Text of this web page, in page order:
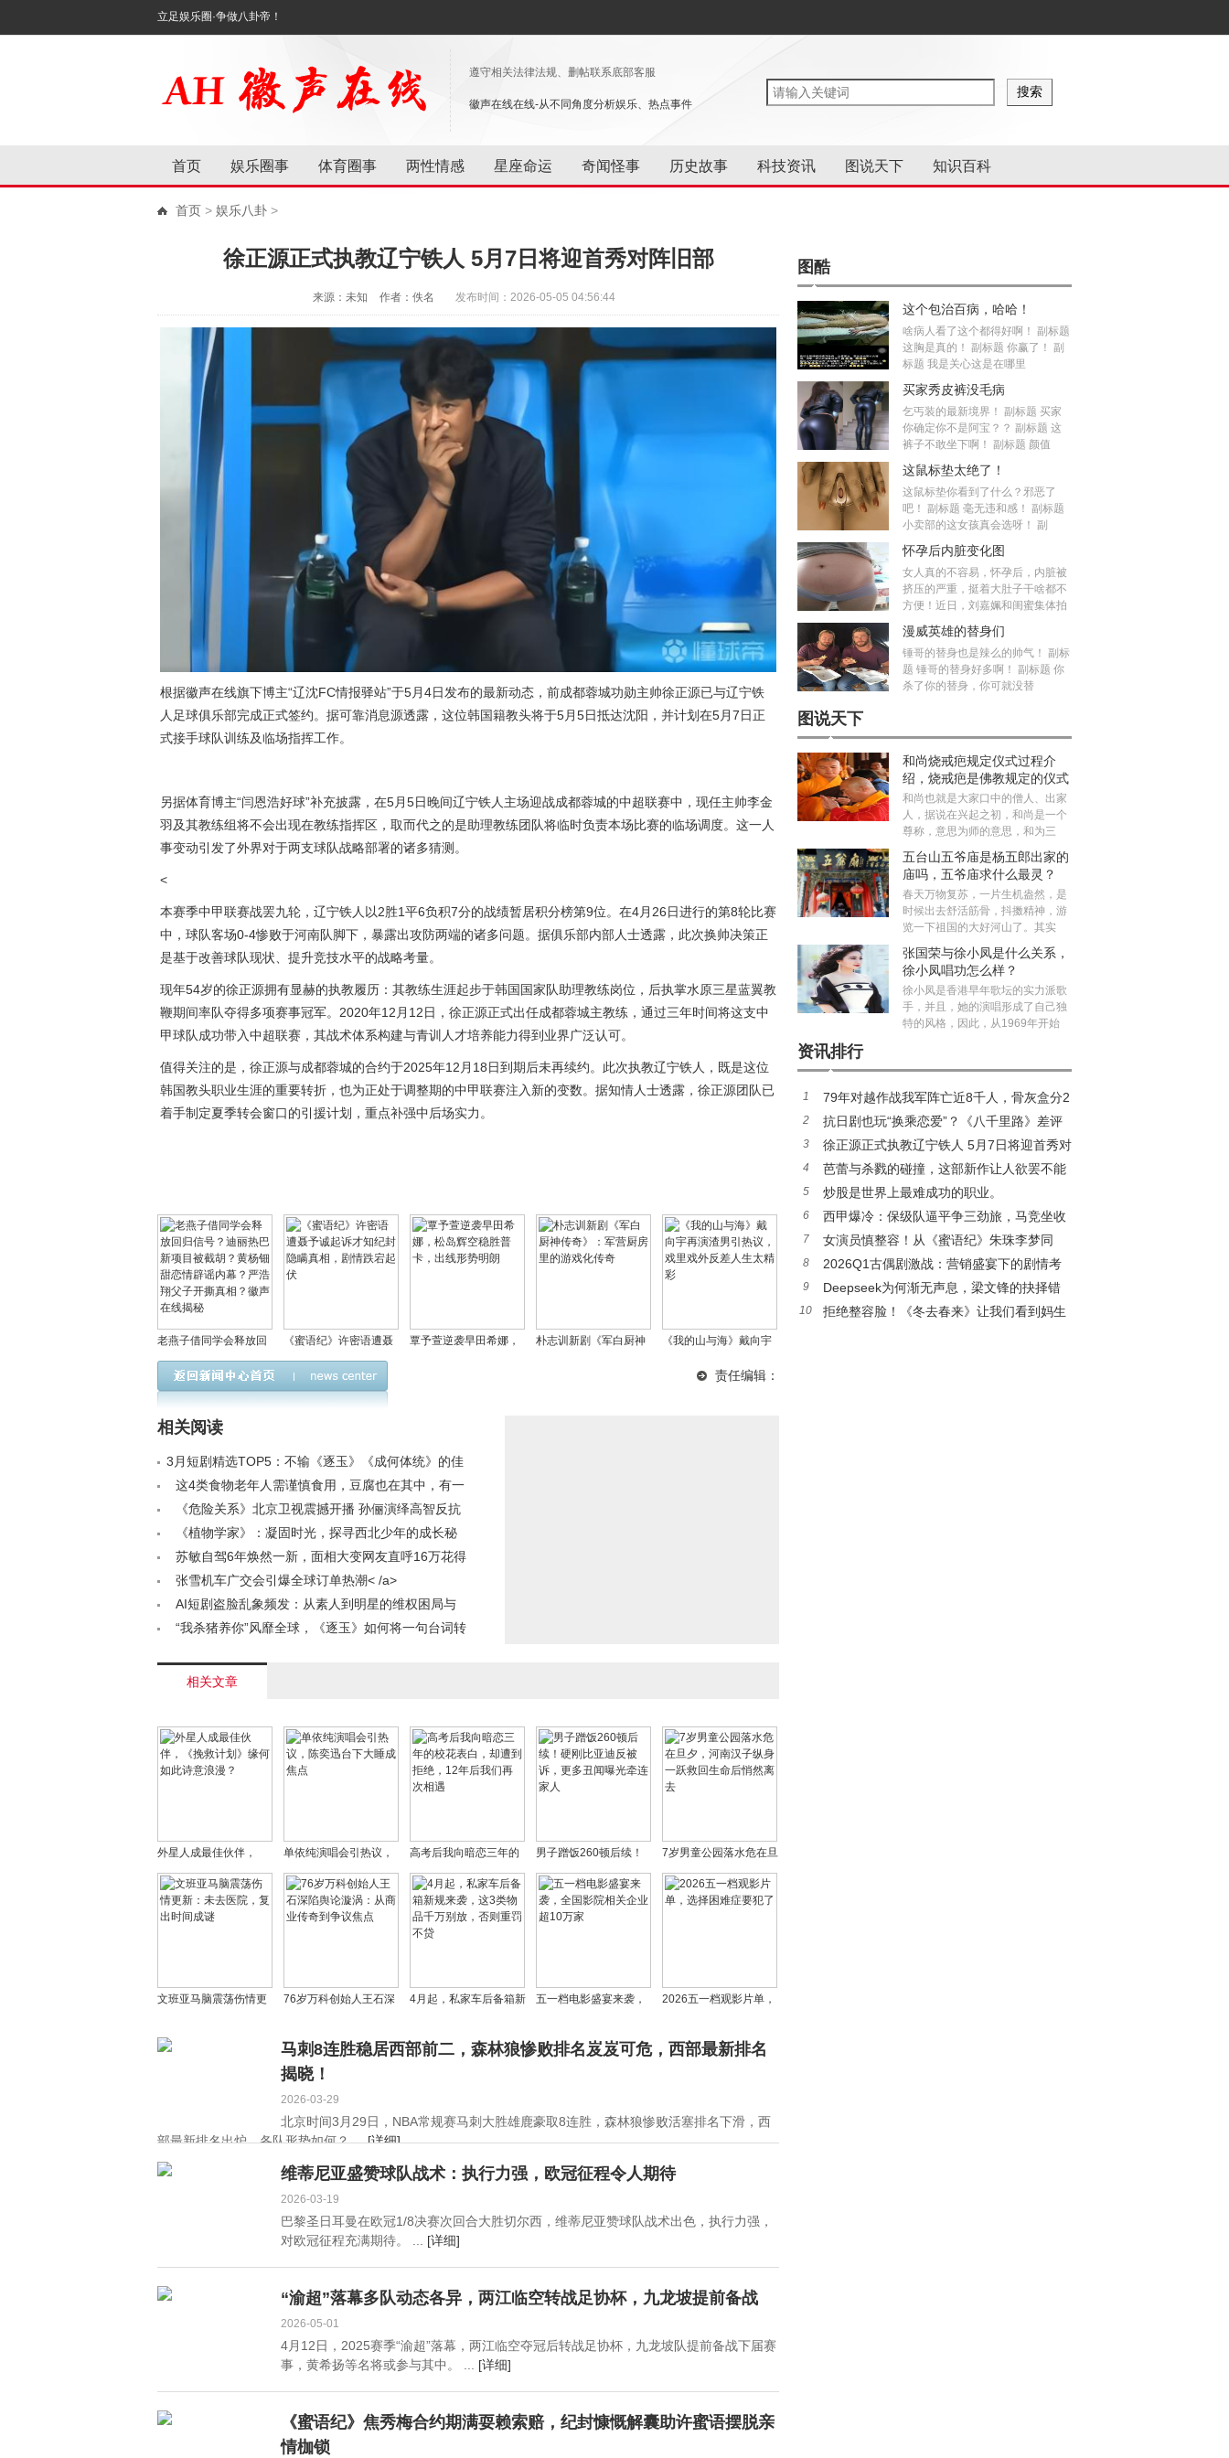
立足娱乐圈·争做八卦帝！
遵守相关法律法规、删帖联系底部客服
徽声在线在线-从不同角度分析娱乐、热点事件
首页 娱乐圈事 体育圈事 两性情感 星座命运 奇闻怪事 历史故事 科技资讯 图说天下 知识百科
首页 > 娱乐八卦 >
徐正源正式执教辽宁铁人 5月7日将迎首秀对阵旧部
来源：未知 作者：佚名 发布时间：2026-05-05 04:56:44
根据徽声在线旗下博主“辽沈FC情报驿站”于5月4日发布的最新动态，前成都蓉城功勋主帅徐正源已与辽宁铁
人足球俱乐部完成正式签约。据可靠消息源透露，这位韩国籍教头将于5月5日抵达沈阳，并计划在5月7日正
式接手球队训练及临场指挥工作。
另据体育博主“闫恩浩好球”补充披露，在5月5日晚间辽宁铁人主场迎战成都蓉城的中超联赛中，现任主帅李金
羽及其教练组将不会出现在教练指挥区，取而代之的是助理教练团队将临时负责本场比赛的临场调度。这一人
事变动引发了外界对于两支球队战略部署的诸多猜测。
<
本赛季中甲联赛战罢九轮，辽宁铁人以2胜1平6负积7分的战绩暂居积分榜第9位。在4月26日进行的第8轮比赛
中，球队客场0-4惨败于河南队脚下，暴露出攻防两端的诸多问题。据俱乐部内部人士透露，此次换帅决策正
是基于改善球队现状、提升竞技水平的战略考量。
现年54岁的徐正源拥有显赫的执教履历：其教练生涯起步于韩国国家队助理教练岗位，后执掌水原三星蓝翼教
鞭期间率队夺得多项赛事冠军。2020年12月12日，徐正源正式出任成都蓉城主教练，通过三年时间将这支中
甲球队成功带入中超联赛，其战术体系构建与青训人才培养能力得到业界广泛认可。
值得关注的是，徐正源与成都蓉城的合约于2025年12月18日到期后未再续约。此次执教辽宁铁人，既是这位
韩国教头职业生涯的重要转折，也为正处于调整期的中甲联赛注入新的变数。据知情人士透露，徐正源团队已
着手制定夏季转会窗口的引援计划，重点补强中后场实力。
老燕子借同学会释放回
归信号？迪丽热巴新项
目被截胡？黄杨钿甜恋
子开撕真相？徽声在线
揭秘
《蜜语纪》许密语遭聂
予诚起诉才知纪封隐瞒
覃予萱逆袭早田希娜，
朴志训新剧《军白厨神
《我的山与海》戴向宇
戏外反差人生太精彩
责任编辑：
相关阅读
3月短剧精选TOP5：不输《逐玉》《成何体统》的佳
作来袭< /a>
这4类食物老年人需谨慎食用，豆腐也在其中，有一
种很多老人天天吃< /a>
《危险关系》北京卫视震撼开播 孙俪演绎高智反抗
PUA之旅< /a>
《植物学家》：凝固时光，探寻西北少年的成长秘
语< /a>
苏敏自驾6年焕然一新，面相大变网友直呼16万花得
超值！< /a>
张雪机车广交会引爆全球订单热潮< /a>
AI短剧盗脸乱象频发：从素人到明星的维权困局与
治理路径< /a>
“我杀猪养你”风靡全球，《逐玉》如何将一句台词转
相关文章
外星人成最佳伙伴，
《挽救计划》缘何如此
诗意浪漫？
单依纯演唱会引热议，
陈奕迅台下大睡成焦点
高考后我向暗恋三年的
校花表白，却遭到拒
绝，12年后我们再次相
遇
男子蹭饭260顿后续！
硬刚比亚迪反被诉，更
多丑闻曝光牵连家人
7岁男童公园落水危在旦
夕，河南汉子纵身一跃
救回生命后悄然离去
文班亚马脑震荡伤情更
间成谜
76岁万科创始人王石深
奇到争议焦点
4月起，私家车后备箱新
别放，否则重罚不贷
五一档电影盛宴来袭，
万家
2026五一档观影片单，
马刺8连胜稳居西部前二，森林狼惨败排名岌岌可危，西部最新排名
揭晓！
2026-03-29
北京时间3月29日，NBA常规赛马刺大胜雄鹿豪取8连胜，森林狼惨败活塞排名下滑，西
部最新排名出炉，各队形势如何？ ...[详细]
维蒂尼亚盛赞球队战术：执行力强，欧冠征程令人期待
2026-03-19
巴黎圣日耳曼在欧冠1/8决赛次回合大胜切尔西，维蒂尼亚赞球队战术出色，执行力强，
对欧冠征程充满期待。 ... [详细]
“渝超”落幕多队动态各异，两江临空转战足协杯，九龙坡提前备战
2026-05-01
4月12日，2025赛季“渝超”落幕，两江临空夺冠后转战足协杯，九龙坡队提前备战下届赛
事，黄希扬等名将或参与其中。 ... [详细]
《蜜语纪》焦秀梅合约期满耍赖索赔，纪封慷慨解囊助许蜜语摆脱亲
情枷锁
图酷
这个包治百病，哈哈！
啥病人看了这个都得好啊！ 副标题
这胸是真的！ 副标题 你赢了！ 副
标题 我是关心这是在哪里
买家秀皮裤没毛病
乞丐装的最新境界！ 副标题 买家
你确定你不是阿宝？？ 副标题 这
裤子不敢坐下啊！ 副标题 颜值
这鼠标垫太绝了！
这鼠标垫你看到了什么？邪恶了
吧！ 副标题 毫无违和感！ 副标题
小卖部的这女孩真会选呀！ 副
怀孕后内脏变化图
女人真的不容易，怀孕后，内脏被
挤压的严重，挺着大肚子干啥都不
方便！近日，刘嘉姵和闺蜜集体拍
漫威英雄的替身们
锤哥的替身也是辣么的帅气！ 副标
题 锤哥的替身好多啊！ 副标题 你
杀了你的替身，你可就没替
图说天下
和尚烧戒疤规定仪式过程介
绍，烧戒疤是佛教规定的仪式
吗？
和尚也就是大家口中的僧人、出家
人，据说在兴起之初，和尚是一个
尊称，意思为师的意思，和为三
五台山五爷庙是杨五郎出家的
庙吗，五爷庙求什么最灵？
春天万物复苏，一片生机盎然，是
时候出去舒活筋骨，抖擞精神，游
览一下祖国的大好河山了。其实
张国荣与徐小凤是什么关系，
徐小凤唱功怎么样？
徐小凤是香港早年歌坛的实力派歌
手，并且，她的演唱形成了自己独
特的风格，因此，从1969年开始
资讯排行
1
79年对越作战我军阵亡近8千人，骨灰盒分2
类，白色的不发放抚恤金
2
抗日剧也玩“换乘恋爱”？《八千里路》差评
如潮，剧情让人瞠目结舌
3
徐正源正式执教辽宁铁人 5月7日将迎首秀对
阵旧部
4 芭蕾与杀戮的碰撞，这部新作让人欲罢不能
5 炒股是世界上最难成功的职业。
6
西甲爆冷：保级队逼平争三劲旅，马竞坐收
渔利缩小分差至5分
7
女演员慎整容！从《蜜语纪》朱珠李梦同
框，看吴越观点的现实映照
8
2026Q1古偶剧激战：营销盛宴下的剧情考
验
9
Deepseek为何渐无声息，梁文锋的抉择错
失发展良机？
10
拒绝整容脸！《冬去春来》让我们看到妈生